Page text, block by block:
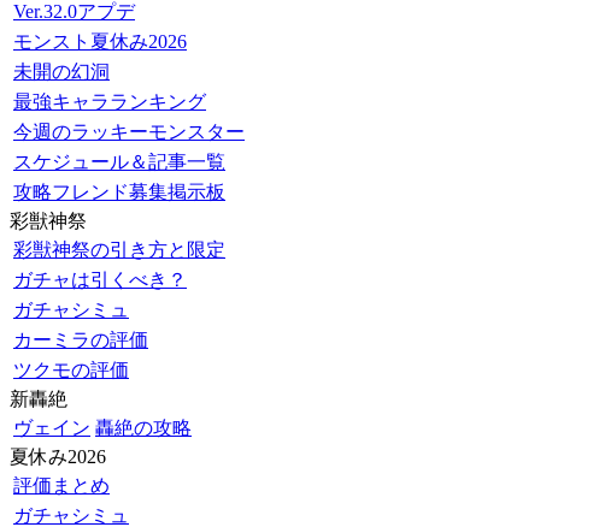
Ver.32.0アプデ
モンスト夏休み2026
未開の幻洞
最強キャラランキング
今週のラッキーモンスター
スケジュール＆記事一覧
攻略フレンド募集掲示板
彩獣神祭
彩獣神祭の引き方と限定
ガチャは引くべき？
ガチャシミュ
カーミラの評価
ツクモの評価
新轟絶
ヴェイン 轟絶の攻略
夏休み2026
評価まとめ
ガチャシミュ